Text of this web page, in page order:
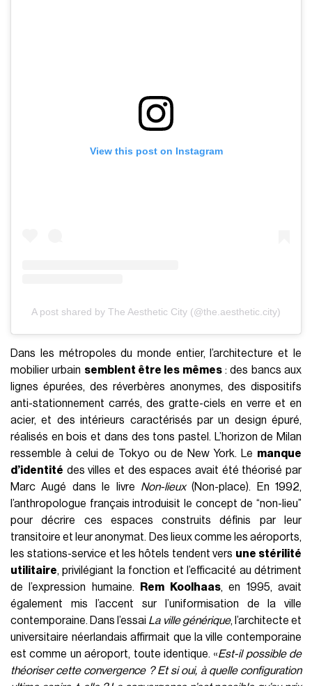
View this post on Instagram
A post shared by The Aesthetic City (@the.aesthetic.city)
Dans les métropoles du monde entier, l’architecture et le
mobilier urbain semblent être les mêmes: des bancs aux
lignes épurées, des réverbères anonymes, des dispositifs
anti-stationnement carrés, des gratte-ciels en verre et en
acier, et des intérieurs caractérisés par un design épuré,
réalisés en bois et dans des tons pastel. L’horizon de Milan
ressemble à celui de Tokyo ou de New York. Le manque
d’identité des villes et des espaces avait été théorisé par
Marc Augé dans le livre Non-lieux(Non-place). En 1992,
l’anthropologue français introduisit le concept de “non-lieu”
pour décrire ces espaces construits définis par leur
transitoire et leur anonymat. Des lieux comme les aéroports,
les stations-service et les hôtels tendent vers une stérilité
utilitaire, privilégiant la fonction et l’efficacité au détriment
de l’expression humaine.
Rem Koolhaas, en 1995, avait
également mis l’accent sur l’uniformisation de la ville
contemporaine. Dans l’essai La ville générique, l’architecte et
universitaire néerlandais affirmait que la ville contemporaine
est comme un aéroport, toute identique. «Est-il possible de
théoriser cette convergence ? Et si oui, à quelle configuration